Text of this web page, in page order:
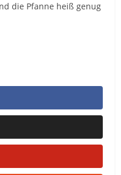
die Pfanne heiß genug